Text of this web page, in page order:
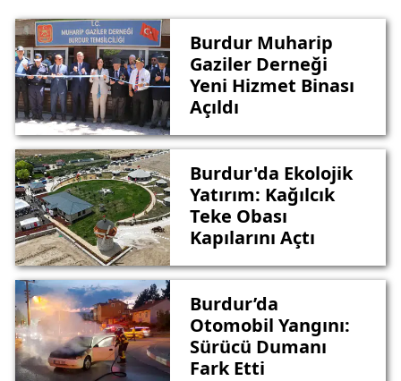
Burdur Muharip
Gaziler Derneği
Yeni Hizmet Binası
Açıldı
Burdur'da Ekolojik
Yatırım: Kağılcık
Teke Obası
Kapılarını Açtı
Burdur’da
Otomobil Yangını:
Sürücü Dumanı
Fark Etti